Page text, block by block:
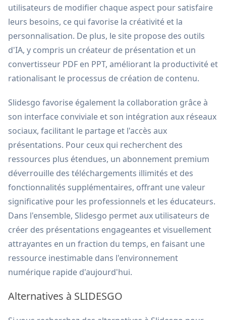
utilisateurs de modifier chaque aspect pour satisfaire
leurs besoins, ce qui favorise la créativité et la
personnalisation. De plus, le site propose des outils
d'IA, y compris un créateur de présentation et un
convertisseur PDF en PPT, améliorant la productivité et
rationalisant le processus de création de contenu.
Slidesgo favorise également la collaboration grâce à
son interface conviviale et son intégration aux réseaux
sociaux, facilitant le partage et l'accès aux
présentations. Pour ceux qui recherchent des
ressources plus étendues, un abonnement premium
déverrouille des téléchargements illimités et des
fonctionnalités supplémentaires, offrant une valeur
significative pour les professionnels et les éducateurs.
Dans l'ensemble, Slidesgo permet aux utilisateurs de
créer des présentations engageantes et visuellement
attrayantes en un fraction du temps, en faisant une
ressource inestimable dans l'environnement
numérique rapide d'aujourd'hui.
Alternatives à SLIDESGO